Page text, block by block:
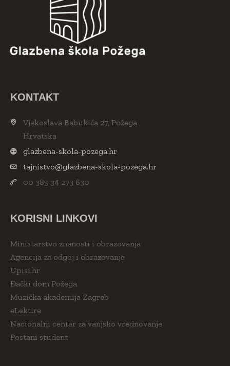
KONTAKT
Vjekoslava Babukića 27, Požega
Hrvatska
glazbena-skola-pozega.hr
tajnistvo@glazbena-skola-pozega.hr
00 385 34 273 630
KORISNI LINKOVI
Ministarstvo znanosti i obrazovanja
Agencija za odgoj i obrazovanje
Upisi.hr
Đački dom Požega
Muzička akademija Zagreb
eLektire
Nacionalni centar za vanjsko vrednovanje
Postani student